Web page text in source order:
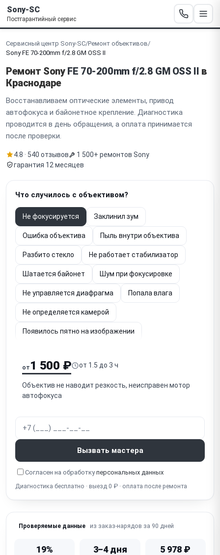
Sony-SC
Постгарантийный сервис
Сервисный центр Sony-SC/Ремонт объективов/
Sony FE 70-200mm f/2.8 GM OSS II
Ремонт Sony FE 70-200mm f/2.8 GM OSS II в
Краснодаре
Восстанавливаем оптические элементы, привод
автофокуса и байонетное крепление. Диагностика
проводится в день обращения, а оплата принимается
после проверки.
4.8 · 540 отзывов
1 500+ ремонтов Sony
гарантия 12 месяцев
Что случилось с объективом?
Не фокусируется Заклинил зум
Ошибка объектива Пыль внутри объектива
Разбито стекло Не работает стабилизатор
Шатается байонет Шум при фокусировке
Не управляется диафрагма Попала влага
Не определяется камерой
Появилось пятно на изображении
Залипает кольцо фокусировки
Проблемы со шлейфом
от 1 500 ₽ от 1.5 до 3 ч
Объектив не наводит резкость, неисправен мотор
автофокуса
Вызвать мастера
Согласен на обработкуперсональных данных
Диагностика бесплатно · выезд 0 ₽ · оплата после ремонта
Проверяемые данные из заказ-нарядов за 90 дней
19% 3–4 дня 5 978 ₽